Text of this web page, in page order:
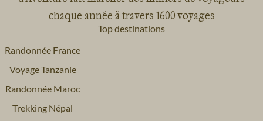
chaque année à travers 1600 voyages
Top destinations
Randonnée France
Voyage Tanzanie
Randonnée Maroc
Trekking Népal